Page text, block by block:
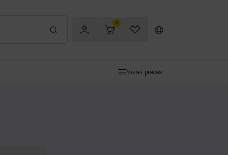
0
Visas preces